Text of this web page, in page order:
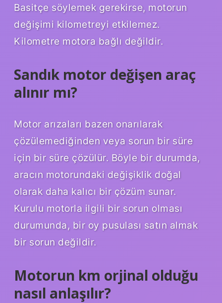
Basitçe söylemek gerekirse, motorun
değişimi kilometreyi etkilemez.
Kilometre motora bağlı değildir.
Sandık motor değişen araç
alınır mı?
Motor arızaları bazen onarılarak
çözülemediğinden veya sorun bir süre
için bir süre çözülür. Böyle bir durumda,
aracın motorundaki değişiklik doğal
olarak daha kalıcı bir çözüm sunar.
Kurulu motorla ilgili bir sorun olması
durumunda, bir oy pusulası satın almak
bir sorun değildir.
Motorun km orjinal olduğu
nasıl anlaşılır?